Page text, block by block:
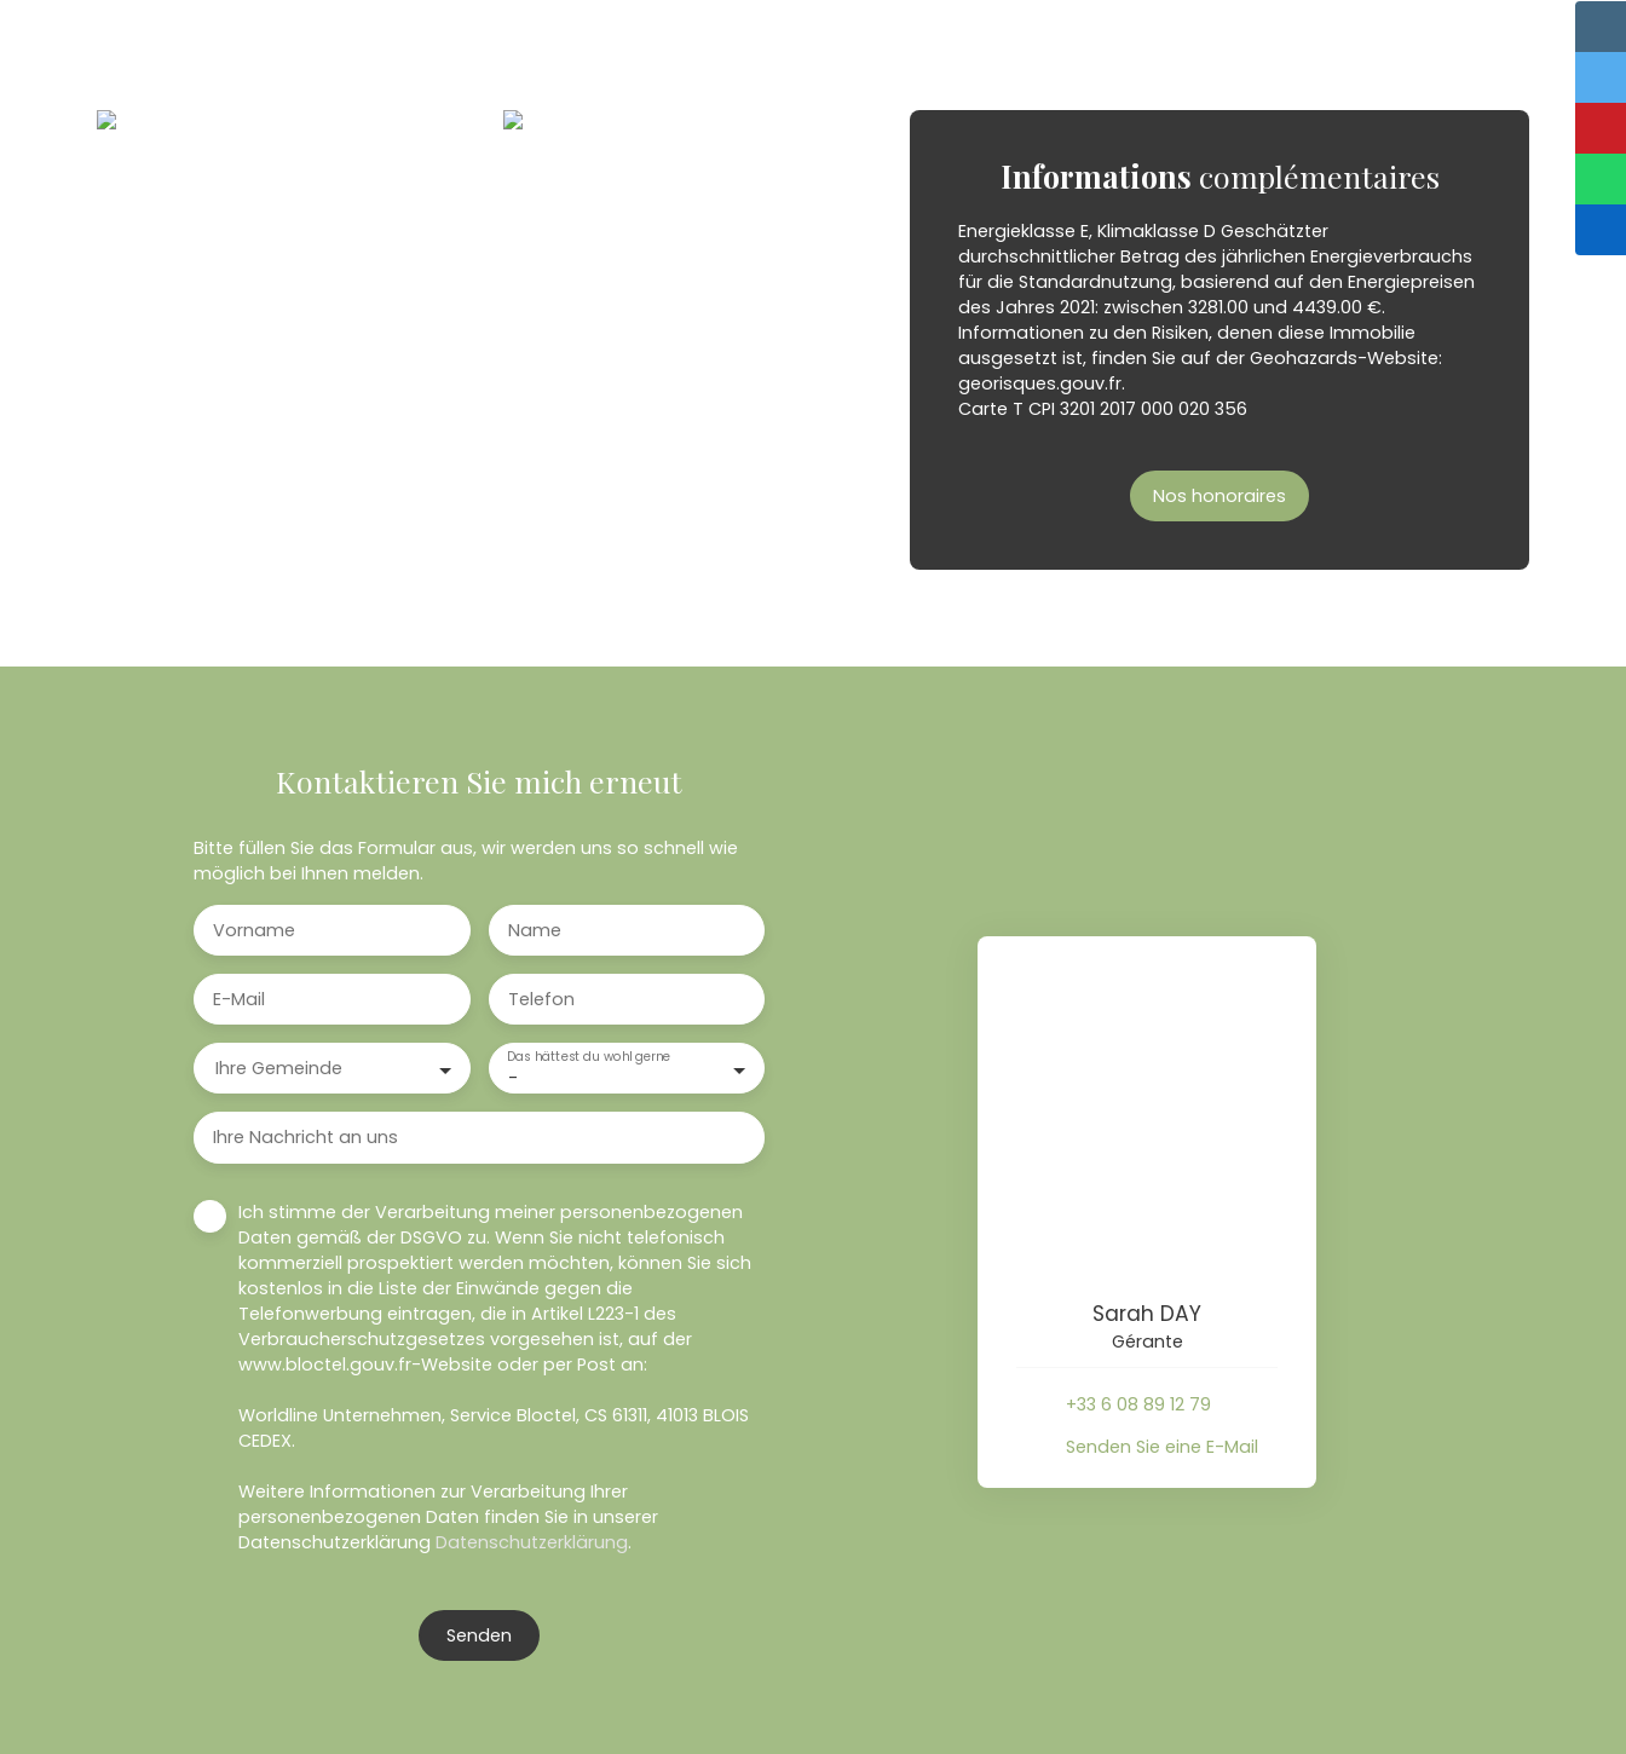
Informations complémentaires
Energieklasse E, Klimaklasse D Geschätzter
durchschnittlicher Betrag des jährlichen Energieverbrauchs
für die Standardnutzung, basierend auf den Energiepreisen
des Jahres 2021: zwischen 3281.00 und 4439.00 €.
Informationen zu den Risiken, denen diese Immobilie
ausgesetzt ist, finden Sie auf der Geohazards-Website:
georisques.gouv.fr.
Carte T CPI 3201 2017 000 020 356
Nos honoraires
Kontaktieren Sie mich erneut
Bitte füllen Sie das Formular aus, wir werden uns so schnell wie
möglich bei Ihnen melden.
Vorname Name
E-Mail Telefon
Ihre Gemeinde -
Das hättest du wohl gerne
Ihre Nachricht an uns
Ich stimme der Verarbeitung meiner personenbezogenen
Daten gemäß der DSGVO zu. Wenn Sie nicht telefonisch
kommerziell prospektiert werden möchten, können Sie sich
kostenlos in die Liste der Einwände gegen die
Telefonwerbung eintragen, die in Artikel L223-1 des
Verbraucherschutzgesetzes vorgesehen ist, auf der
www.bloctel.gouv.fr-Website oder per Post an:
Worldline Unternehmen, Service Bloctel, CS 61311, 41013 BLOIS
CEDEX.
Weitere Informationen zur Verarbeitung Ihrer
personenbezogenen Daten finden Sie in unserer
Datenschutzerklärung Datenschutzerklärung.
Senden
Sarah DAY
Gérante
+33 6 08 89 12 79
Senden Sie eine E-Mail